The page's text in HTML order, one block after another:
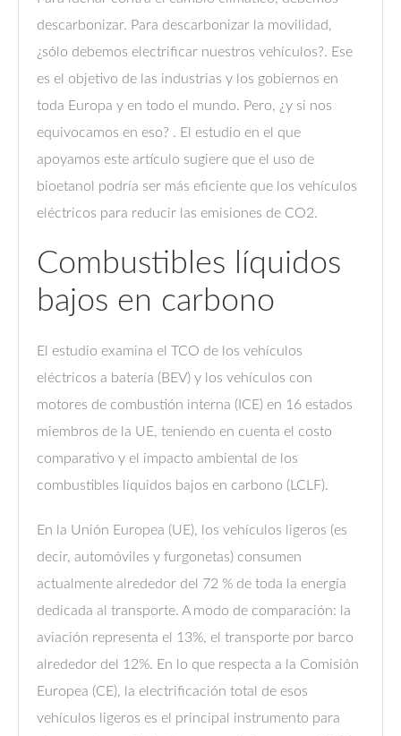
descarbonizar. Para descarbonizar la movilidad,
¿sólo debemos electrificar nuestros vehículos?. Ese
es el objetivo de las industrias y los gobiernos en
toda Europa y en todo el mundo. Pero, ¿y si nos
equivocamos en eso? . El estudio en el que
apoyamos este artículo sugiere que el uso de
bioetanol podría ser más eficiente que los vehículos
eléctricos para reducir las emisiones de CO2.
Combustibles líquidos
bajos en carbono
El estudio examina el TCO de los vehículos
eléctricos a batería (BEV) y los vehículos con
motores de combustión interna (ICE) en 16 estados
miembros de la UE, teniendo en cuenta el costo
comparativo y el impacto ambiental de los
combustibles líquidos bajos en carbono (LCLF).
En la Unión Europea (UE), los vehículos ligeros (es
decir, automóviles y furgonetas) consumen
actualmente alrededor del 72 % de toda la energía
dedicada al transporte. A modo de comparación: la
aviación representa el 13%, el transporte por barco
alrededor del 12%. En lo que respecta a la Comisión
Europea (CE), la electrificación total de esos
vehículos ligeros es el principal instrumento para